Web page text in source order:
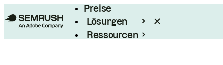
Preise
Lösungen
Ressourcen